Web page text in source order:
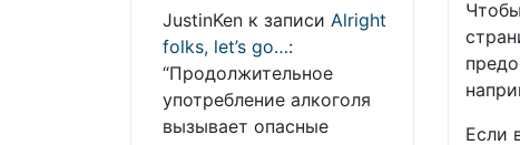
JustinKen к записи Alright
folks, let’s go…:
“Продолжительное
употребление алкоголя
вызывает опасные
Если